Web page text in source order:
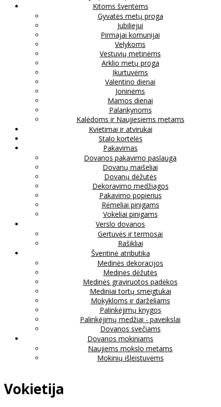
Kitoms šventėms
Gyvatės metų proga
Jubiliejui
Pirmajai komunijai
Velykoms
Vestuvių metinėms
Arklio metų proga
Įkurtuvėms
Valentino dienai
Joninėms
Mamos dienai
Palankynoms
Kalėdoms ir Naujiesiems metams
Kvietimai ir atvirukai
Stalo kortelės
Pakavimas
Dovanos pakavimo paslauga
Dovanų maišeliai
Dovanų dėžutės
Dekoravimo medžiagos
Pakavimo popierius
Rėmeliai pinigams
Vokeliai pinigams
Verslo dovanos
Gertuvės ir termosai
Rašikliai
Šventinė atributika
Medinės dekoracijos
Medinės dėžutės
Medinės graviruotos padėkos
Mediniai tortų smeigtukai
Mokykloms ir darželiams
Palinkėjimų knygos
Palinkėjimų medžiai - paveikslai
Dovanos svečiams
Dovanos mokiniams
Naujiems mokslo metams
Mokinių išleistuvėms
Vokietija